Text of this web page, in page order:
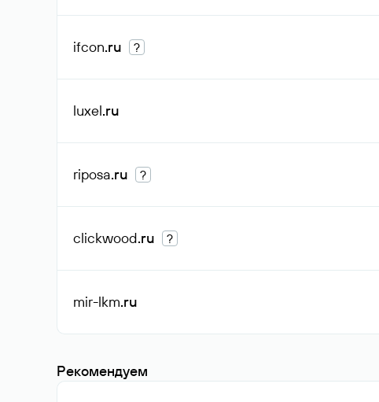
ifcon.ru ?
luxel.ru
riposa.ru ?
clickwood.ru ?
mir-lkm.ru
Рекомендуем